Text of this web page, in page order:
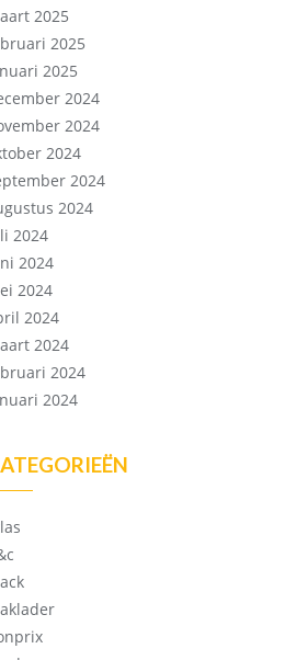
2025
2025
2025
2024
2024
2024
2024
2024
2024
2024
2024
2024
2024
2024
2024